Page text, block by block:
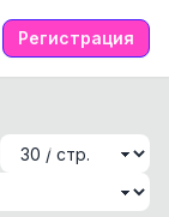
Регистрация